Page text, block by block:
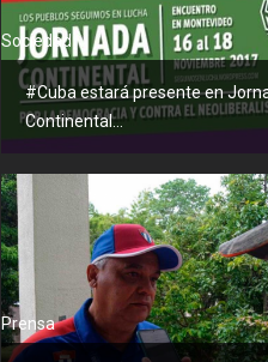
Sociedad
#Cuba estará presente en
Continental...
Prensa